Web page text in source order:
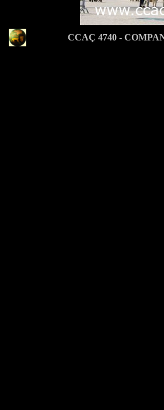
CCAÇ 4740 -